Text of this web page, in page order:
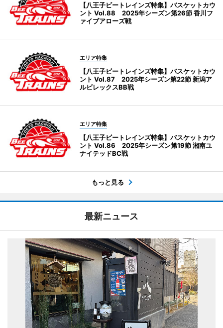
【八王子ビートレインズ特集】バスケットカウ
ント Vol.88 2025年シーズン第26節 香川フ
ァイブアローズ戦
エリア特集
【八王子ビートレインズ特集】バスケットカウ
ント Vol.87 2025年シーズン第22節 新潟ア
ルビレックスBB戦
エリア特集
【八王子ビートレインズ特集】バスケットカウ
ント Vol.86 2025年シーズン第19節 湘南ユ
ナイテッドBC戦
もっと見る
最新ニュース